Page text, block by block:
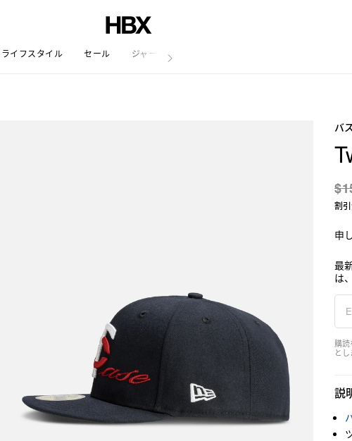
ライフスタイル セール ジャーナル
バ
割
申
最
は
購
とし
説